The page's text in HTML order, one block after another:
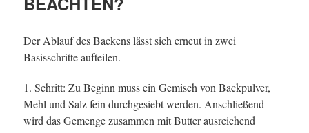
Der Ablauf des Backens lässt sich erneut in zwei
Basisschritte aufteilen.
1. Schritt: Zu Beginn muss ein Gemisch von Backpulver,
Mehl und Salz fein durchgesiebt werden. Anschließend
wird das Gemenge zusammen mit Butter ausreichend